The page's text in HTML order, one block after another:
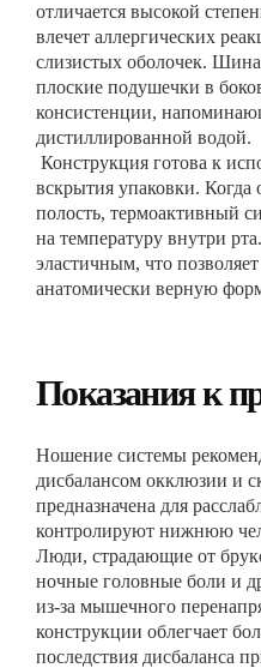
отличается высокой
влечет аллергических
слизистых оболочек.
плоские подушечки в
консистенции,
дистиллированной водой.
Конструкция готова к
вскрытия упаковки.
полость, термоактивный
на температуру внутри
эластичным, что
анатомически верную
Показания к
Ношение системы
дисбалансом окклюзии и
предназначена для
контролируют нижнюю
Люди, страдающие от
ночные головные боли и
из-за мышечного
конструкции облегчает
последствия дисбаланса